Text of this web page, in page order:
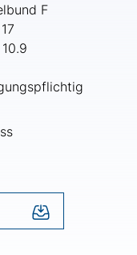
F
17
10.9